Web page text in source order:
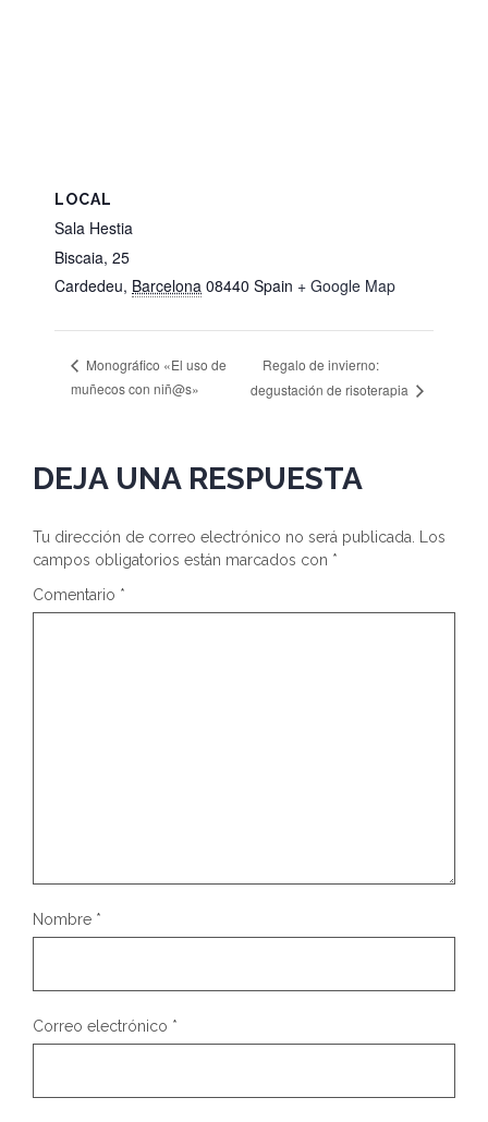
LOCAL
Sala Hestia
Biscaia, 25
Cardedeu, Barcelona 08440 Spain + Google Map
Monográfico «El uso de
muñecos con niñ@s»
Regalo de invierno:
degustación de risoterapia
DEJA UNA RESPUESTA
Tu dirección de correo electrónico no será publicada.
Los
campos obligatorios están marcados con *
Comentario *
Nombre *
Correo electrónico *